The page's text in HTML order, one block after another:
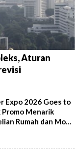
Aturan
Expo 2026 Goes to
Promo Menarik
Rumah dan Mobil